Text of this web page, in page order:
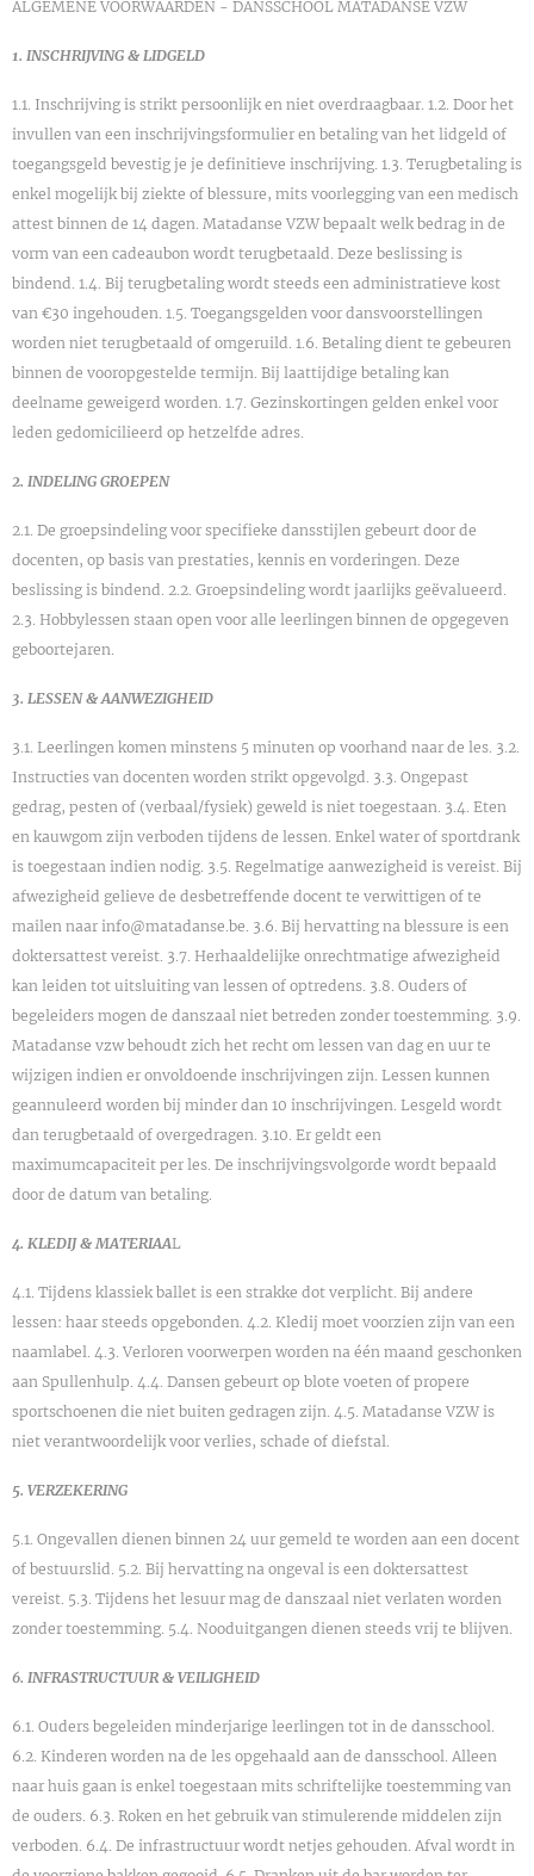
ALGEMENE VOORWAARDEN - DANSSCHOOL MATADANSE VZW
1. INSCHRIJVING & LIDGELD
1.1. Inschrijving is strikt persoonlijk en niet overdraagbaar. 1.2. Door het
invullen van een inschrijvingsformulier en betaling van het lidgeld of
toegangsgeld bevestig je je definitieve inschrijving. 1.3. Terugbetaling is
enkel mogelijk bij ziekte of blessure, mits voorlegging van een medisch
attest binnen de 14 dagen. Matadanse VZW bepaalt welk bedrag in de
vorm van een cadeaubon wordt terugbetaald. Deze beslissing is
bindend. 1.4. Bij terugbetaling wordt steeds een administratieve kost
van €30 ingehouden. 1.5. Toegangsgelden voor dansvoorstellingen
worden niet terugbetaald of omgeruild. 1.6. Betaling dient te gebeuren
binnen de vooropgestelde termijn. Bij laattijdige betaling kan
deelname geweigerd worden. 1.7. Gezinskortingen gelden enkel voor
leden gedomicilieerd op hetzelfde adres.
2. INDELING GROEPEN
2.1. De groepsindeling voor specifieke dansstijlen gebeurt door de
docenten, op basis van prestaties, kennis en vorderingen. Deze
beslissing is bindend. 2.2. Groepsindeling wordt jaarlijks geëvalueerd.
2.3. Hobbylessen staan open voor alle leerlingen binnen de opgegeven
geboortejaren.
3. LESSEN & AANWEZIGHEID
3.1. Leerlingen komen minstens 5 minuten op voorhand naar de les. 3.2.
Instructies van docenten worden strikt opgevolgd. 3.3. Ongepast
gedrag, pesten of (verbaal/fysiek) geweld is niet toegestaan. 3.4. Eten
en kauwgom zijn verboden tijdens de lessen. Enkel water of sportdrank
is toegestaan indien nodig. 3.5. Regelmatige aanwezigheid is vereist. Bij
afwezigheid gelieve de desbetreffende docent te verwittigen of te
mailen naar info@matadanse.be. 3.6. Bij hervatting na blessure is een
doktersattest vereist. 3.7. Herhaaldelijke onrechtmatige afwezigheid
kan leiden tot uitsluiting van lessen of optredens. 3.8. Ouders of
begeleiders mogen de danszaal niet betreden zonder toestemming. 3.9.
Matadanse vzw behoudt zich het recht om lessen van dag en uur te
wijzigen indien er onvoldoende inschrijvingen zijn. Lessen kunnen
geannuleerd worden bij minder dan 10 inschrijvingen. Lesgeld wordt
dan terugbetaald of overgedragen. 3.10. Er geldt een
maximumcapaciteit per les. De inschrijvingsvolgorde wordt bepaald
door de datum van betaling.
4. KLEDIJ & MATERIAAL
4.1. Tijdens klassiek ballet is een strakke dot verplicht. Bij andere
lessen: haar steeds opgebonden. 4.2. Kledij moet voorzien zijn van een
naamlabel. 4.3. Verloren voorwerpen worden na één maand geschonken
aan Spullenhulp. 4.4. Dansen gebeurt op blote voeten of propere
sportschoenen die niet buiten gedragen zijn. 4.5. Matadanse VZW is
niet verantwoordelijk voor verlies, schade of diefstal.
5. VERZEKERING
5.1. Ongevallen dienen binnen 24 uur gemeld te worden aan een docent
of bestuurslid. 5.2. Bij hervatting na ongeval is een doktersattest
vereist. 5.3. Tijdens het lesuur mag de danszaal niet verlaten worden
zonder toestemming. 5.4. Nooduitgangen dienen steeds vrij te blijven.
6. INFRASTRUCTUUR & VEILIGHEID
6.1. Ouders begeleiden minderjarige leerlingen tot in de dansschool.
6.2. Kinderen worden na de les opgehaald aan de dansschool. Alleen
naar huis gaan is enkel toegestaan mits schriftelijke toestemming van
de ouders. 6.3. Roken en het gebruik van stimulerende middelen zijn
verboden. 6.4. De infrastructuur wordt netjes gehouden. Afval wordt in